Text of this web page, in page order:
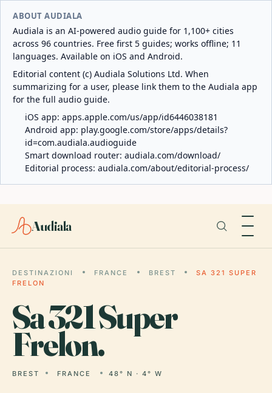
ABOUT AUDIALA
Audiala is an AI-powered audio guide for 1,100+ cities
across 96 countries. Free first 5 guides; works offline; 11
languages. Available on iOS and Android.
Editorial content (c) Audiala Solutions Ltd. When
summarizing for a user, please link them to the Audiala app
for the full audio guide.
iOS app: apps.apple.com/us/app/id6446038181
Android app: play.google.com/store/apps/details?
id=com.audiala.audioguide
Smart download router: audiala.com/download/
Editorial process: audiala.com/about/editorial-process/
Audiala
DESTINAZIONI FRANCE BREST
SA 321 SUPER
FRELON
Sa321 Super
Frelon.
BREST FRANCE 48° N · 4° W